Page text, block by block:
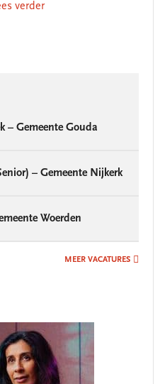
verder
– Gemeente Gouda
– Gemeente Nijkerk
Woerden
MEER VACATURES